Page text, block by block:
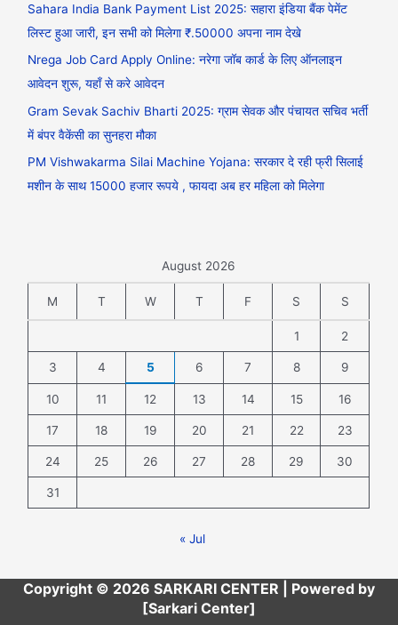
Sahara India Bank Payment List 2025: सहारा इंडिया बैंक पेमेंट
लिस्ट हुआ जारी, इन सभी को मिलेगा ₹.50000 अपना नाम देखे
Nrega Job Card Apply Online: नरेगा जॉब कार्ड के लिए ऑनलाइन
आवेदन शुरू, यहाँ से करे आवेदन
Gram Sevak Sachiv Bharti 2025: ग्राम सेवक और पंचायत सचिव भर्ती
में बंपर वैकेंसी का सुनहरा मौका
PM Vishwakarma Silai Machine Yojana: सरकार दे रही फ्री सिलाई
मशीन के साथ 15000 हजार रूपये , फायदा अब हर महिला को मिलेगा
August 2026
M T W T F S S
1 2
3 4 5 6 7 8 9
10 11 12 13 14 15 16
17 18 19 20 21 22 23
24 25 26 27 28 29 30
31
« Jul
Copyright © 2026 SARKARI CENTER | Powered by
[Sarkari Center]